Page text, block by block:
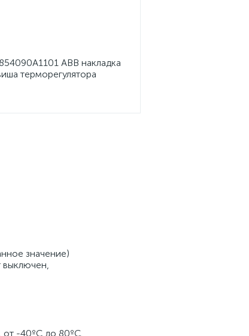
ABB накладка
терморегулятора
- белый
значение)
-40ºC до 80ºC.